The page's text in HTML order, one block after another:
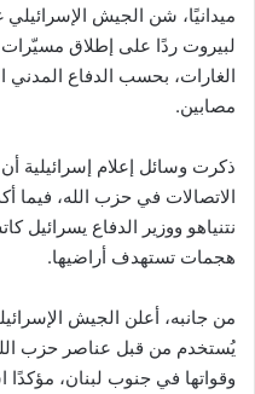
ميدانيًا، شن الجيش
لبيروت ردًا على إطلاق
مصابين.
ذكرت وسائل إعلام إسرائيلية
الاتصالات في حزب الله، فيما
نتنياهو ووزير الدفاع يسرائيل
هجمات تستهدف أراضيها.
من جانبه، أعلن الجيش
يُستخدم من قبل عناصر حزب
وقواتها في جنوب لبنان،